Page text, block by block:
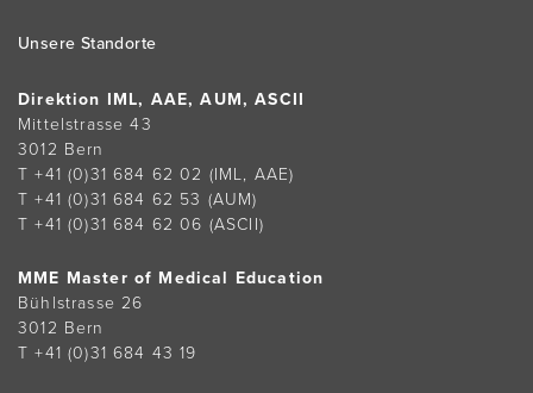
Footer
Unsere Standorte
Direktion IML, AAE, AUM, ASCII
Mittelstrasse 43
3012 Bern
T +41 (0)31 684 62 02 (IML, AAE)
T +41 (0)31 684 62 53 (AUM)
T +41 (0)31 684 62 06 (ASCII)
MME Master of Medical Education
Bühlstrasse 26
3012 Bern
T +41 (0)31 684 43 19